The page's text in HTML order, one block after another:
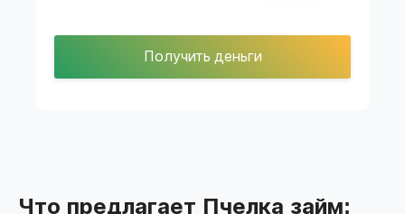
Получить деньги
Что предлагает Пчелка займ: